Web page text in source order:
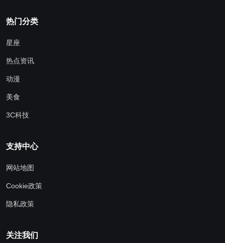
热门分类
星座
热点资讯
动漫
美食
3C科技
支持中心
网站地图
Cookie政策
隐私政策
关注我们